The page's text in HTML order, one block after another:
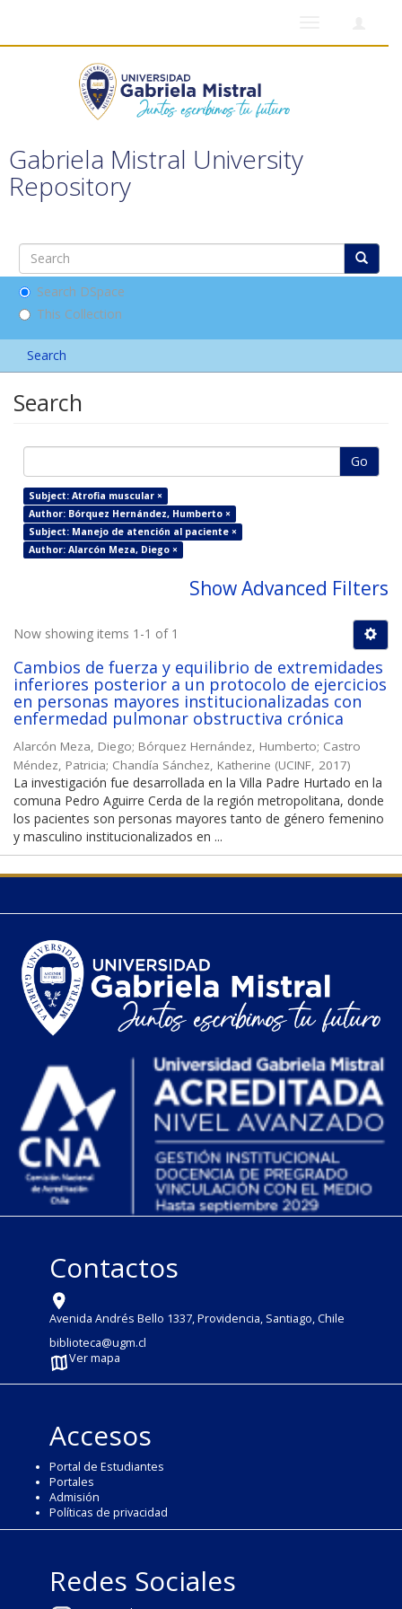
Gabriela Mistral University
Repository
Search DSpace
This Collection
Search
Search
Go
Subject: Atrofia muscular ×
Author: Bórquez Hernández, Humberto ×
Subject: Manejo de atención al paciente ×
Author: Alarcón Meza, Diego ×
Show Advanced Filters
Now showing items 1-1 of 1
Cambios de fuerza y equilibrio de extremidades
inferiores posterior a un protocolo de ejercicios
en personas mayores institucionalizadas con
enfermedad pulmonar obstructiva crónica
Alarcón Meza, Diego; Bórquez Hernández, Humberto; Castro
Méndez, Patricia; Chandía Sánchez, Katherine (UCINF, 2017)
La investigación fue desarrollada en la Villa Padre Hurtado en la
comuna Pedro Aguirre Cerda de la región metropolitana, donde
los pacientes son personas mayores tanto de género femenino
y masculino institucionalizados en ...
Contactos
Avenida Andrés Bello 1337, Providencia, Santiago, Chile
biblioteca@ugm.cl
Ver mapa
Accesos
Portal de Estudiantes
Portales
Admisión
Políticas de privacidad
Redes Sociales